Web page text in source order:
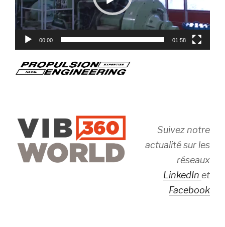
00:00 01:58
Suivez notre
actualité sur les
réseaux
LinkedIn et
Facebook